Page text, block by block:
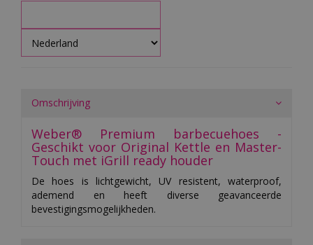
Omschrijving
Weber® Premium barbecuehoes -
Geschikt voor Original Kettle en Master-
Touch met iGrill ready houder
De hoes is lichtgewicht, UV resistent, waterproof,
ademend en heeft diverse geavanceerde
bevestigingsmogelijkheden.